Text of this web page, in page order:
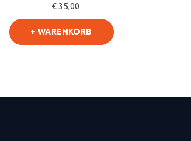
Rote Nichirin Klinge -
PU SCHAUM
€ 35,00
+ WARENKORB